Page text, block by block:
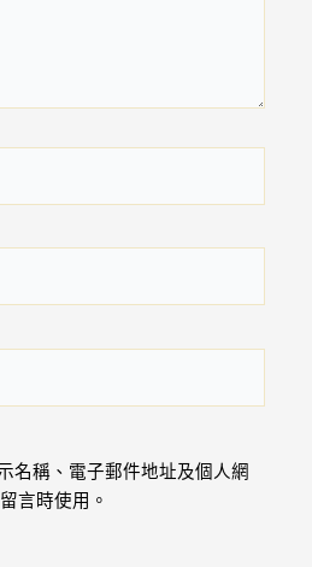
名稱、電子郵件地址及個人網
言時使用。